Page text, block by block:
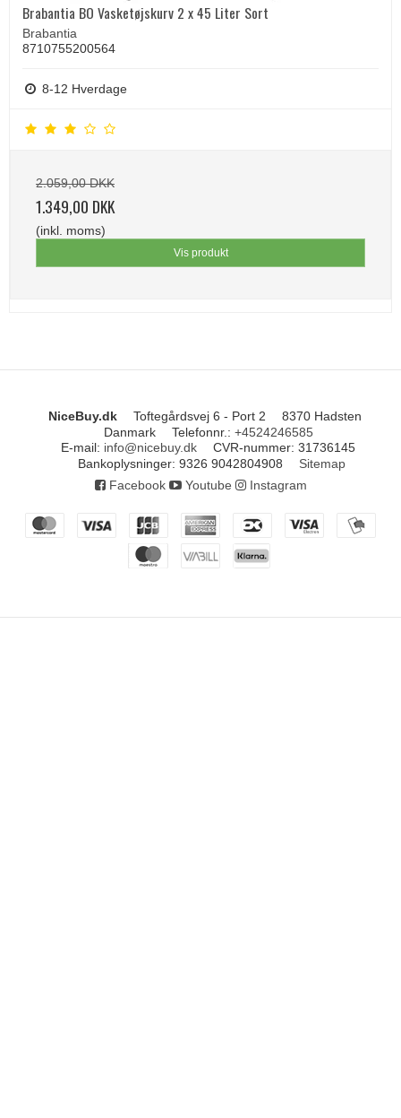
Brabantia BO Vasketøjskurv 2 x 45 Liter Sort
Brabantia
8710755200564
8-12 Hverdage
2.059,00 DKK
1.349,00 DKK
(inkl. moms)
Vis produkt
NiceBuy.dk Toftegårdsvej 6 - Port 2
8370 Hadsten
Danmark
Telefonnr. : +4524246585
E-mail: info@nicebuy.dk CVR-nummer: 31736145
Bankoplysninger: 9326 9042804908
Sitemap
Facebook
Youtube Instagram